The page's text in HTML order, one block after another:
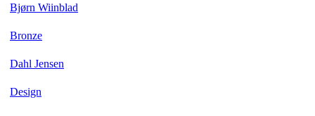
Bjørn Wiinblad
Bronze
Dahl Jensen
Design